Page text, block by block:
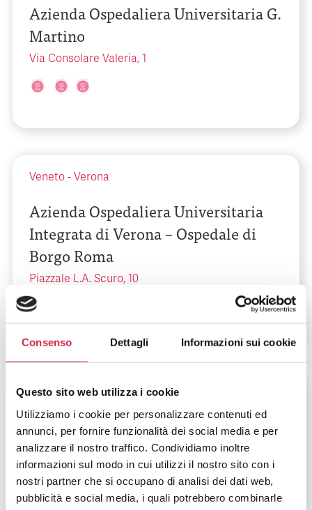
Consenso Dettagli Informazioni sui cookie
Questo sito web utilizza i cookie
Utilizziamo i cookie per personalizzare contenuti ed
annunci, per fornire funzionalità dei social media e per
analizzare il nostro traffico. Condividiamo inoltre
informazioni sul modo in cui utilizzi il nostro sito con i
nostri partner che si occupano di analisi dei dati web,
pubblicità e social media, i quali potrebbero combinarle
Azienda Ospedaliera Universitaria G.
Martino
Via Consolare Valeria, 1
Veneto - Verona
Azienda Ospedaliera Universitaria
Integrata di Verona – Ospedale di
Borgo Roma
Piazzale L.A. Scuro, 10
Veneto-Verona
Azienda Ospedaliera Universitaria
Integrata di Verona – Ospedale di
Borgo Trento
Piazzale A. Stefani, 1